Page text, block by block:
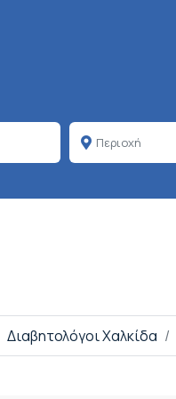
Διαβητολόγοι Χαλκίδα